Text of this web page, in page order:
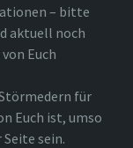
– bitte
aktuell noch
Euch
für
Euch ist, umso
sein.